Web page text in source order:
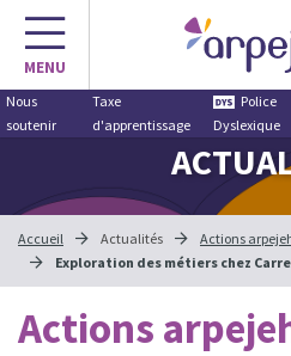
Aller
contenu
MENU
Nous
soutenir
Taxe
d'apprentissage
Police
Dyslexique
Accueil Actualités
Actions
Exploration des métiers chez
Actions